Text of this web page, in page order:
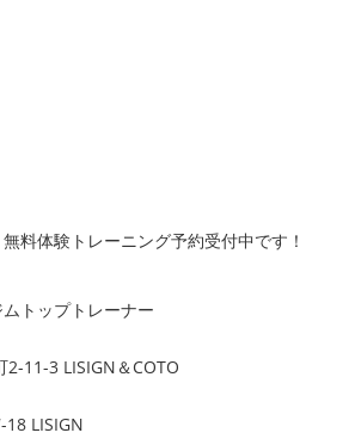
料体験トレーニング予約受付中です！
トップトレーナー
11-3 LISIGN＆COTO
18 LISIGN